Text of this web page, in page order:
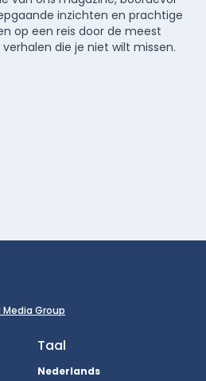
inzichten en prachtige
op een reis door de meest
die je niet wilt missen.
Group
Taal
Nederlands